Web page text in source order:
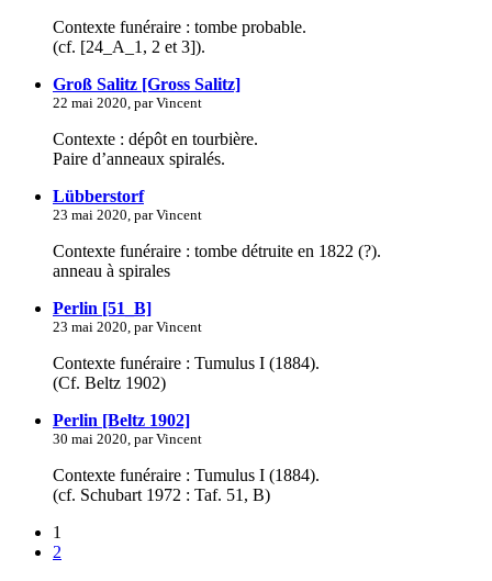
Contexte funéraire : tombe probable.
(cf. [24_A_1, 2 et 3]).
Groß Salitz [Gross Salitz]
22 mai 2020, par Vincent
Contexte : dépôt en tourbière.
Paire d’anneaux spiralés.
Lübberstorf
23 mai 2020, par Vincent
Contexte funéraire : tombe détruite en 1822 (?).
anneau à spirales
Perlin [51_B]
23 mai 2020, par Vincent
Contexte funéraire : Tumulus I (1884).
(Cf. Beltz 1902)
Perlin [Beltz 1902]
30 mai 2020, par Vincent
Contexte funéraire : Tumulus I (1884).
(cf. Schubart 1972 : Taf. 51, B)
1
2